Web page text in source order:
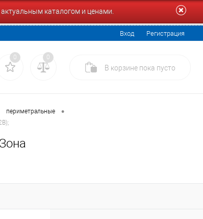
каталогом и ценами.
Вход Регистрация
0 0
В корзине пока пусто
периметральные •